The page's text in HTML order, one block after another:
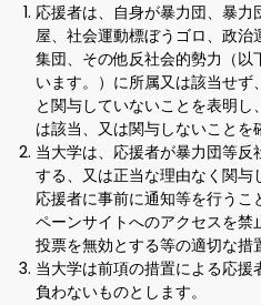
応援者は、自身が暴力団、暴
屋、社会運動標ぼうゴロ、政治
集団、その他反社会的勢力（
います。）に所属又は該当せ
と関与していないことを表明し
は該当、又は関与しないことを
当大学は、応援者が暴力団等
する、又は正当な理由なく関
応援者に事前に通知等を行う
ペーンサイトへのアクセスを
投票を無効とする等の適切な措
当大学は前項の措置による応
負わないものとします。